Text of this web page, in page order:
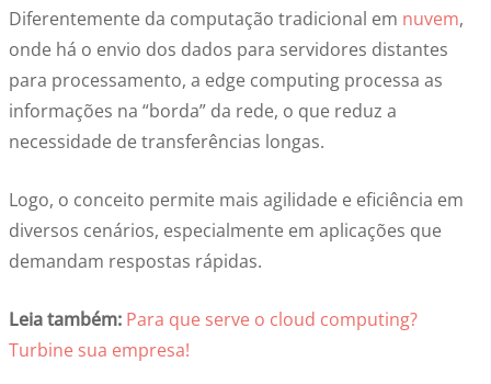
Diferentemente da computação tradicional em nuvem,
onde há o envio dos dados para servidores distantes
para processamento, a edge computing processa as
informações na “borda” da rede, o que reduz a
necessidade de transferências longas.
Logo, o conceito permite mais agilidade e eficiência em
diversos cenários, especialmente em aplicações que
demandam respostas rápidas.
Leia também: Para que serve o cloud computing?
Turbine sua empresa!